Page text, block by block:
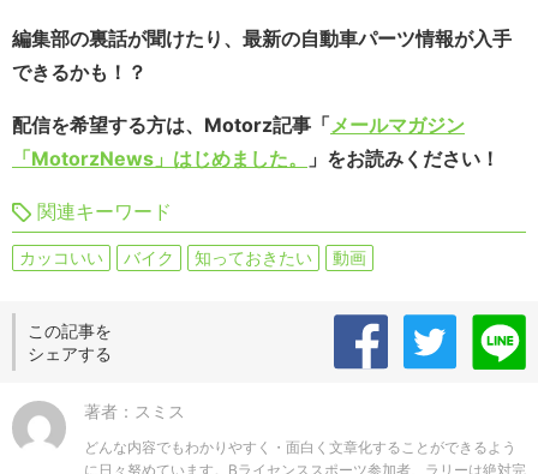
編集部の裏話が聞けたり、最新の自動車パーツ情報が入手
できるかも！？
配信を希望する方は、Motorz記事「メールマガジン
「MotorzNews」はじめました。
」をお読みください！
関連キーワード
カッコいい バイク 知っておきたい 動画
この記事を
シェアする
著者：スミス
どんな内容でもわかりやすく・面白く文章化することができるよう
に日々努めています。Bライセンススポーツ参加者、ラリーは絶対完